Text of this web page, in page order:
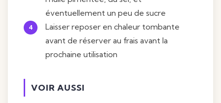
éventuellement un peu de sucre
Laisser reposer en chaleur tombante
avant de réserver au frais avant la
prochaine utilisation
VOIR AUSSI